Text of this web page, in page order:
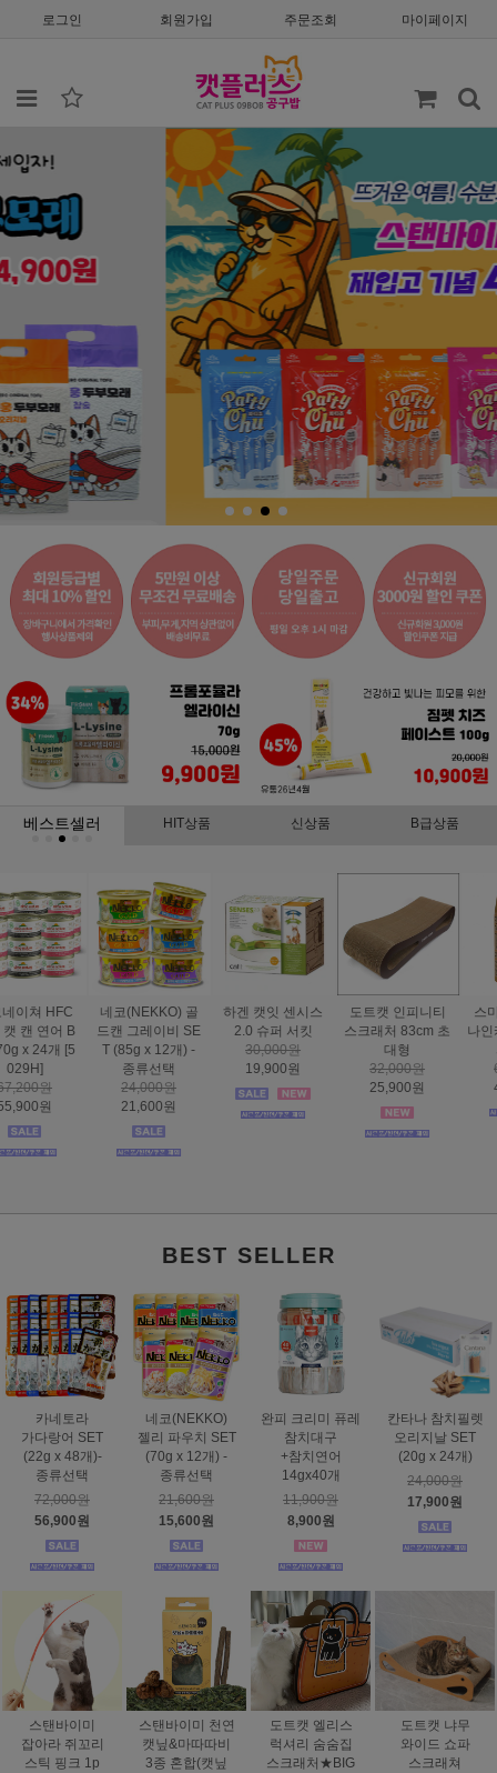
로그인 회원가입 주문조회 마이페이지
베스트셀러 HIT상품 신상품 B급상품
하겐 캣잇 센시스
2.0 슈퍼 서킷
30,000원
19,900원
도트캣 인피니티
스크래처 83cm 초
대형
32,000원
25,900원
스마트하트 골드
나인케어 캣 피부&
피모 6kg
60,000원
49,000원
도트캣 스크래처
집콕 TV
16,000원
12,900원
BEST SELLER
카네토라
가다랑어 SET
(22g x 48개)-
종류선택
72,000원
56,900원
네코(NEKKO)
젤리 파우치 SET
(70g x 12개) -
종류선택
21,600원
15,600원
완피 크리미 퓨레
참치대구
+참치연어
14gx40개
11,900원
8,900원
칸타나 참치필렛
오리지날 SET
(20g x 24개)
24,000원
17,900원
스탠바이미
잡아라 쥐꼬리
스틱 핑크 1p
스탠바이미 천연
캣닢&마따따비
3종 혼합(캣닢
도트캣 엘리스
럭셔리 숨숨집
스크래처★BIG
도트캣 냐무
와이드 쇼파
스크래쳐